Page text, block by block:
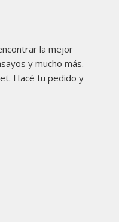
la mejor
y mucho más.
Hacé tu pedido y